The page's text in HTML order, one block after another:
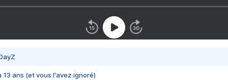
13 ans (et vous l'avez ignoré)